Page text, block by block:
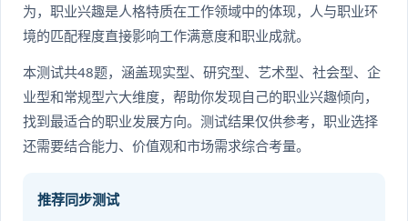
为，职业兴趣是人格特质在工作领域中的体现，人与职业环
境的匹配程度直接影响工作满意度和职业成就。
本测试共48题，涵盖现实型、研究型、艺术型、社会型、企
业型和常规型六大维度，帮助你发现自己的职业兴趣倾向，
找到最适合的职业发展方向。测试结果仅供参考，职业选择
还需要结合能力、价值观和市场需求综合考量。
推荐同步测试